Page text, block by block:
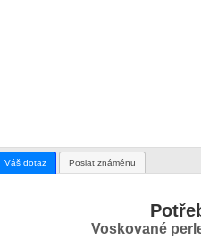
Váš dotaz Poslat známénu
Voskované